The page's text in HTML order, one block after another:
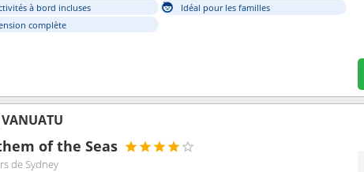
à bord incluses
Idéal pour les familles
complète
of the Seas
de Sydney